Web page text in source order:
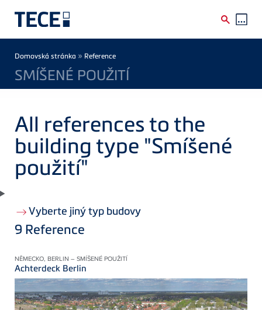
Breadcrumb
Domovská stránka » Reference
SMÍŠENÉ POUŽITÍ
All references to the
building type "Smíšené
použití"
Vyberte jiný typ budovy
9 Reference
NĚMECKO, BERLIN – SMÍŠENÉ POUŽITÍ
Achterdeck Berlin